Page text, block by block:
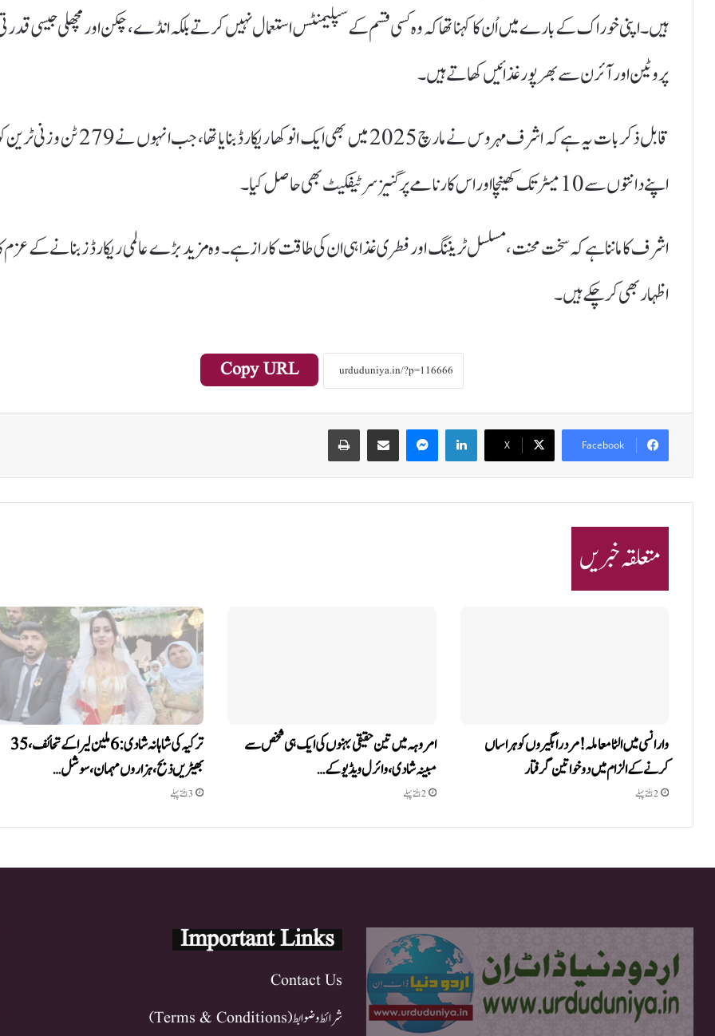
ہیں۔ اپنی خوراک کے بارے میں اُن کا کہنا تھا کہ وہ کسی قسم کے سپلیمنٹس استعمال نہیں کرتے بلکہ انڈے، چکن اور مچھلی جیسی
پروٹین اور آئرن سے بھرپور غذائیں کھاتے ہیں۔
قابل ذکر بات یہ ہے کہ اشرف مہروس نے مارچ 2025 میں بھی ایک انوکھا ریکارڈ بنایا تھا، جب انہوں نے 279
اپنے دانتوں سے 10 میٹر تک کھینچا اور اس کارنامے پر گنیز سرٹیفکیٹ بھی حاصل کیا۔
اشرف کا ماننا ہے کہ سخت محنت، مسلسل ٹریننگ اور فطری غذا ہی ان کی طاقت کا راز ہے۔ وہ مزید بڑے عالمی ریکارڈز بنانے کے عزم
اظہار بھی کر چکے ہیں۔
Copy URL
Facebook
X
LinkedIn
متعلقہ خبریں
وارانسی میں الٹا معاملہ! مرد راہگیروں کو ہراساں
کرنے کے الزام میں دو خواتین گرفتار
2 ہفتے پہلے
امروہہ میں تین حقیقی بہنوں کی ایک ہی شخص سے
مبینہ شادی، وائرل ویڈیو کے…
2 ہفتے پہلے
ترکیہ کی شاہانہ شادی: 6 ملین لیرا کے تحائف، 35
بھیڑیں ذبح، ہزاروں مہمان، سوشل…
3 ہفتے پہلے
Important Links
Contact Us
شرائط و ضوابط (Terms & Conditions)